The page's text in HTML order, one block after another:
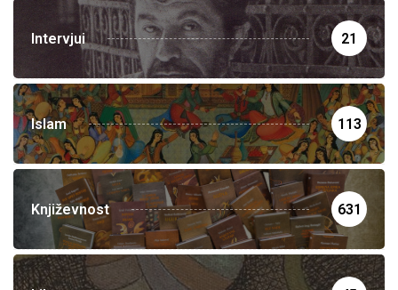
Intervjui 21
Islam 113
Književnost 631